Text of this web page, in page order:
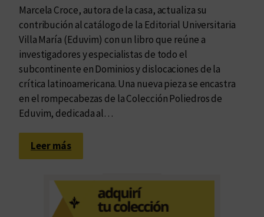
r
í
t
i
c
a
Marcela Croce, autora de la casa, actualiza su
contribución al catálogo de la Editorial Universitaria
Villa María (Eduvim) con un libro que reúne a
investigadores y especialistas de todo el
subcontinente en Dominios y dislocaciones de la
crítica latinoamericana. Una nueva pieza se encastra
en el rompecabezas de la Colección Poliedros de
Eduvim, dedicada al…
Leer más:
L
r